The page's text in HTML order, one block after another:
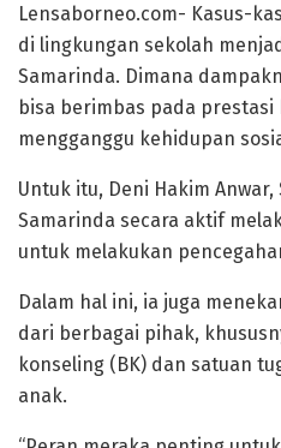
Lensaborneo.com- Kasus-
di lingkungan sekolah
Samarinda. Dimana
bisa berimbas pada
mengganggu kehidupan
Untuk itu, Deni Hakim Anwar,
Samarinda secara aktif
untuk melakukan
Dalam hal ini, ia juga
dari berbagai pihak,
konseling (BK) dan satuan
anak.